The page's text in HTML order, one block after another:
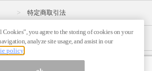
特定商取引法
広告掲載はこちら
ルマガの不正・違反報告はこちら
you agree to the storing of cookies on your
analyze site usage, and assist in our
policy